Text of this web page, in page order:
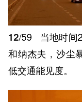
12/59
当地时间
和纳杰夫，沙尘
低交通能见度。